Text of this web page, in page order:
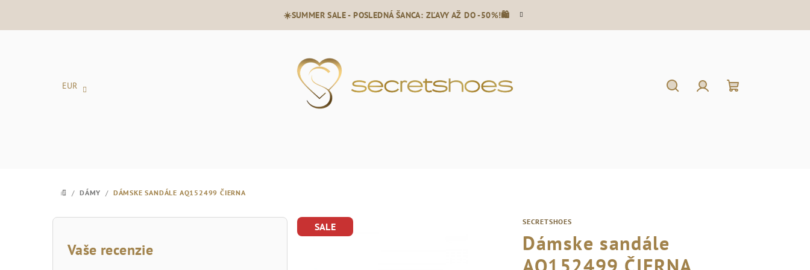
☀️SUMMER SALE - POSLEDNÁ ŠANCA: ZĽAVY AŽ DO -50%!🛍️
EUR
DOMOV
/ DÁMY / DÁMSKE SANDÁLE AQ152499 ČIERNA
B
Vaše recenzie
SECRETSHOES
Dámske sandále
SALE